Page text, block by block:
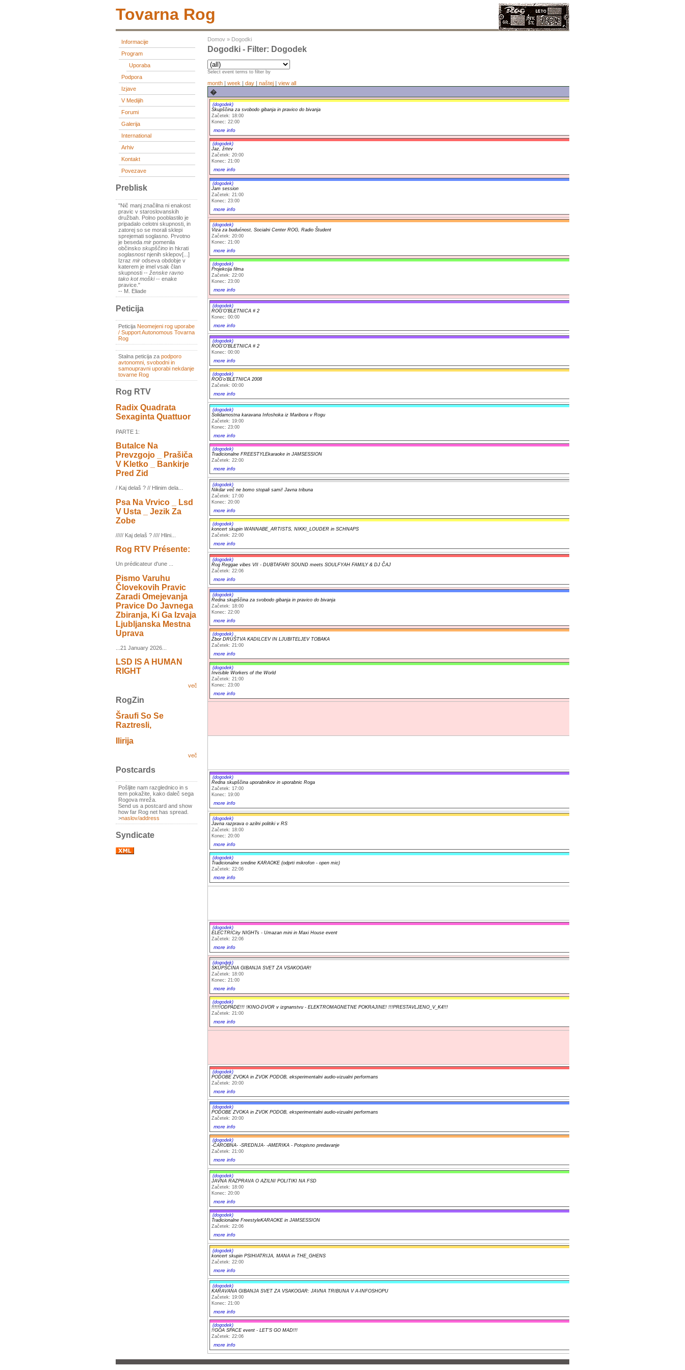
Tovarna Rog
Informacije
Program
Uporaba
Podpora
Izjave
V Medijih
Forumi
Galerija
International
Arhiv
Kontakt
Povezave
Preblisk
"Nič manj značilna ni enakost
pravic v staroslovanskih
družbah. Polno pooblastilo je
pripadalo celotni skupnosti, in
zatorej so se morali sklepi
sprejemati soglasno. Prvotno
je beseda mir pomenila
občinsko skupščino in hkrati
soglasnostnjenih sklepov[...]
Izraz mir odseva obdobje v
katerem je imel vsak član
skupnosti -- ženske ravno
tako kot moški-- enake
pravice."
-- M. Eliade
Peticija
Peticija Neomejeni rog uporabe
/ Support Autonomous Tovarna
Rog
Stalna peticija za podporo
avtonomni, svobodni in
samoupravni uporabi nekdanje
tovarne Rog
Rog RTV
Radix Quadrata
Sexaginta Quattuor
PARTE 1:
Butalce Na
Prevzgojo _ Prašiča
V Kletko _ Bankirje
Pred Zid
/ Kaj delaš ? // Hlinim dela...
Psa Na Vrvico _ Lsd
V Usta _ Jezik Za
Zobe
///// Kaj delaš ? //// Hlini...
Rog RTV Présente:
Un prédicateur d'une ...
Pismo Varuhu
Človekovih Pravic
Zaradi Omejevanja
Pravice Do Javnega
Zbiranja, Ki Ga Izvaja
Ljubljanska Mestna
Uprava
...21 January 2026...
LSD IS A HUMAN
RIGHT
več
RogZin
Šraufi So Se
Raztresli,
Ilirija
več
Postcards
Pošljite nam razglednico in s
tem pokažite, kako daleč sega
Rogova mreža.
Send us a postcard and show
how far Rog net has spread.
>naslov/address
Syndicate
Domov » Dogodki
Dogodki - Filter: Dogodek
Select event terms to filter by
month | week | day | naštej | view all
�
(dogodek)
Skupščina za svobodo gibanja in pravico do bivanja
Začetek: 18:00
Konec: 22:00
more info
(dogodek)
Jaz, žrtev
Začetek: 20:00
Konec: 21:00
more info
(dogodek)
Jam session
Začetek: 21:00
Konec: 23:00
more info
(dogodek)
Viza za budućnost, Socialni Center ROG, Radio Študent
Začetek: 20:00
Konec: 21:00
more info
(dogodek)
Projekcija filma
Začetek: 22:00
Konec: 23:00
more info
(dogodek)
ROG'O'BLETNICA # 2
Konec: 00:00
more info
(dogodek)
ROG'O'BLETNICA # 2
Konec: 00:00
more info
(dogodek)
ROG'o'BLETNICA 2008
Začetek: 00:00
more info
(dogodek)
Solidarnostna karavana Infoshoka iz Maribora v Rogu
Začetek: 19:00
Konec: 23:00
more info
(dogodek)
Tradicionalne FREESTYLEkaraoke in JAMSESSION
Začetek: 22:00
more info
(dogodek)
Nikdar več ne bomo stopali sami! Javna tribuna
Začetek: 17:00
Konec: 20:00
more info
(dogodek)
koncert skupin WANNABE_ARTISTS, NIKKI_LOUDER in SCHNAPS
Začetek: 22:00
more info
(dogodek)
Rog Reggae vibes VII - DUBTAFARI SOUND meets SOULFYAH FAMILY & DJ ČAJ
Začetek: 22:06
more info
(dogodek)
Redna skupščina za svobodo gibanja in pravico do bivanja
Začetek: 18:00
Konec: 22:00
more info
(dogodek)
Zbor DRUŠTVA KADILCEV IN LJUBITELJEV TOBAKA
Začetek: 21:00
more info
(dogodek)
Invisible Workers of the World
Začetek: 21:00
Konec: 23:00
more info
(dogodek)
Redna skupščina uporabnikov in uporabnic Roga
Začetek: 17:00
Konec: 19:00
more info
(dogodek)
Javna razprava o azilni politiki v RS
Začetek: 18:00
Konec: 20:00
more info
(dogodek)
Tradicionalne sredine KARAOKE (odprti mikrofon - open mic)
Začetek: 22:06
more info
(dogodek)
ELECTRICity NIGHTs - Umazan mini in Maxi House event
Začetek: 22:06
more info
(dogodek)
SKUPŠČINA GIBANJA SVET ZA VSAKOGAR!
Začetek: 18:00
Konec: 21:00
more info
(dogodek)
!!!!!!ODPADE!!! !KINO-DVOR v izgnanstvu - ELEKTROMAGNETNE POKRAJINE! !!!PRESTAVLJENO_V_K4!!!
Začetek: 21:00
more info
(dogodek)
PODOBE ZVOKA in ZVOK PODOB, eksperimentalni audio-vizualni performans
Začetek: 20:00
more info
(dogodek)
PODOBE ZVOKA in ZVOK PODOB, eksperimentalni audio-vizualni performans
Začetek: 20:00
more info
(dogodek)
-ČAROBNA- -SREDNJA- -AMERIKA - Potopisno predavanje
Začetek: 21:00
more info
(dogodek)
JAVNA RAZPRAVA O AZILNI POLITIKI NA FSD
Začetek: 18:00
Konec: 20:00
more info
(dogodek)
Tradicionalne FreestyleKARAOKE in JAMSESSION
Začetek: 22:06
more info
(dogodek)
koncert skupin PSIHIATRIJA, MANA in THE_GHENS
Začetek: 22:00
more info
(dogodek)
KARAVANA GIBANJA SVET ZA VSAKOGAR: JAVNA TRIBUNA V A-INFOSHOPU
Začetek: 19:00
Konec: 21:00
more info
(dogodek)
!!GOA SPACE event - LET'S GO MAD!!!
Začetek: 22:06
more info